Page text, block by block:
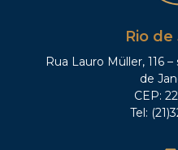
Rio de
Rua Lauro Müller, 116
de
CEP:
Tel: